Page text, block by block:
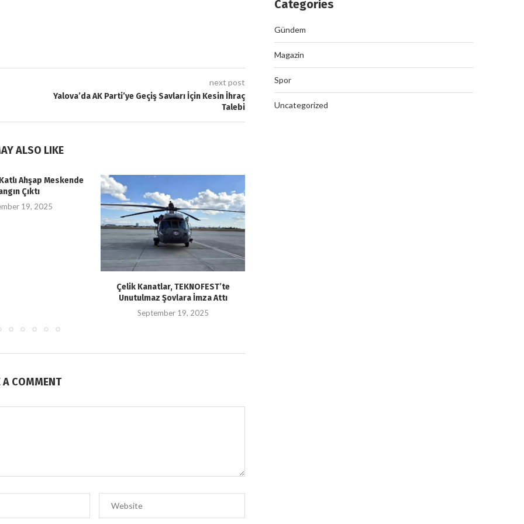
next post
Yalova’da AK Parti’ye Geçiş Savları İçin Kesin İhraç
Talebi
ALSO LIKE
Ahşap Meskende
Çıktı
19, 2025
Çelik Kanatlar, TEKNOFEST’te
Unutulmaz Şovlara İmza Attı
September 19, 2025
A COMMENT
Categories
Gündem
Magazin
Spor
Uncategorized